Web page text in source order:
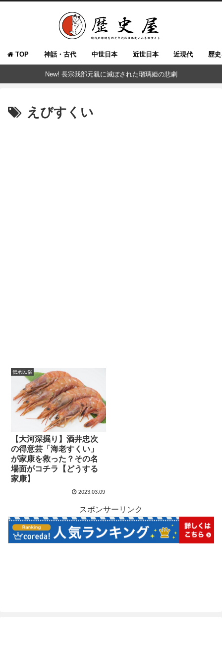
TOP 神話・古代 中世日本 近世日本 近現代 歴
New! 長宗我部元親に滅ぼされた瑠璃姫の悲劇
えびすくい
伝承民俗
【大河深掘り】酒井忠次
の得意芸「海老すくい」
が家康を救った？その名
場面がコチラ【どうする
家康】
2023.03.09
スポンサーリンク